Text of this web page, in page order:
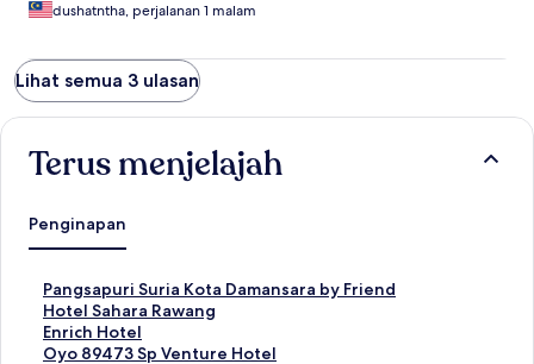
dushatntha, perjalanan 1 malam
Lihat semua 3 ulasan
Terus menjelajah
Penginapan
Pangsapuri Suria Kota Damansara by Friend
T
a
u
t
Hotel Sahara Rawang
T
a
u
Enrich Hotel
T
a
Oyo 89473 Sp Venture Hotel
T